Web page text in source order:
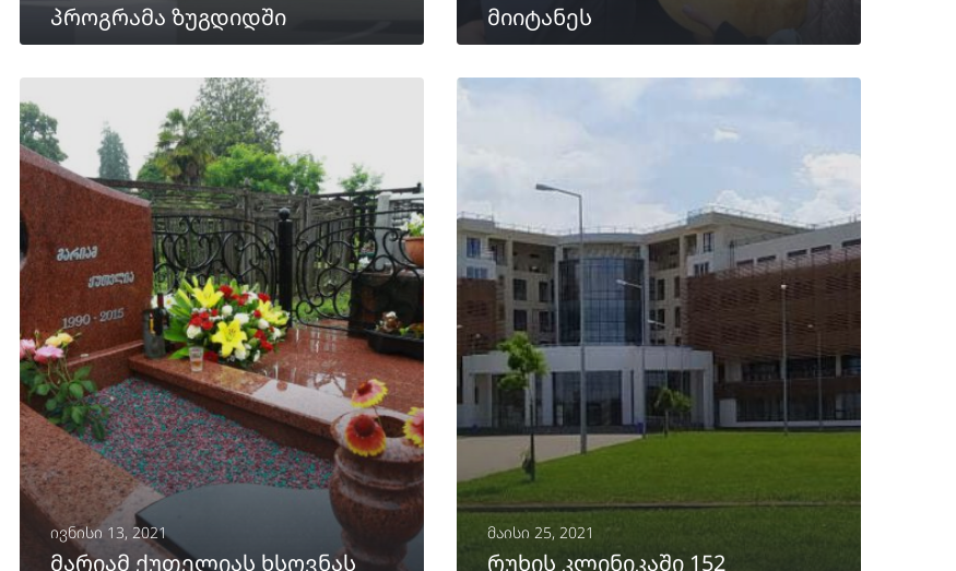
პროგრამა ზუგდიდში
ᲒᲐᲒᲠᲫᲔᲚᲔᲑᲐ
მიიტანეს
ივნისი 13, 2021
მარიამ ქუთელიას ხსოვნას
მაისი 25, 2021
რუხის კლინიკაში 152